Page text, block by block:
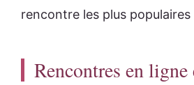
rencontre les plus populaires
Rencontres en